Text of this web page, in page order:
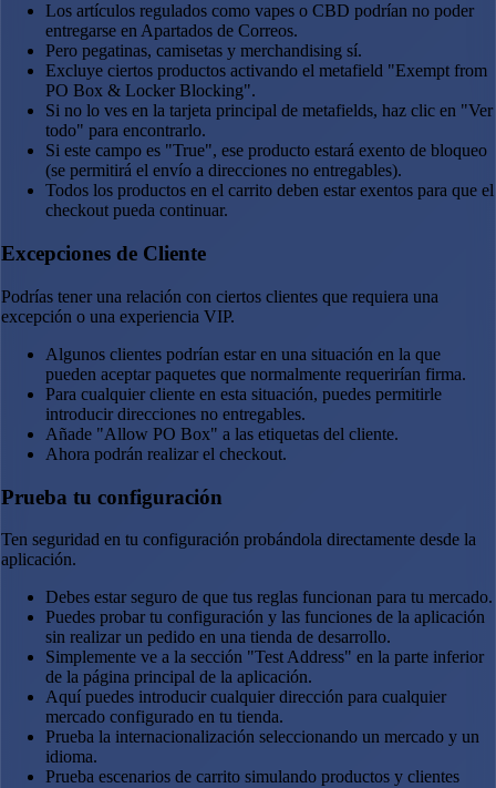
Los artículos regulados como vapes o CBD podrían no poder
entregarse en Apartados de Correos.
Pero pegatinas, camisetas y merchandising sí.
Excluye ciertos productos activando el metafield "Exempt from
PO Box & Locker Blocking".
Si no lo ves en la tarjeta principal de metafields, haz clic en "Ver
todo" para encontrarlo.
Si este campo es "True", ese producto estará exento de bloqueo
(se permitirá el envío a direcciones no entregables).
Todos los productos en el carrito deben estar exentos para que el
checkout pueda continuar.
Excepciones de Cliente
Podrías tener una relación con ciertos clientes que requiera una
excepción o una experiencia VIP.
Algunos clientes podrían estar en una situación en la que
pueden aceptar paquetes que normalmente requerirían firma.
Para cualquier cliente en esta situación, puedes permitirle
introducir direcciones no entregables.
Añade "Allow PO Box" a las etiquetas del cliente.
Ahora podrán realizar el checkout.
Prueba tu configuración
Ten seguridad en tu configuración probándola directamente desde la
aplicación.
Debes estar seguro de que tus reglas funcionan para tu mercado.
Puedes probar tu configuración y las funciones de la aplicación
sin realizar un pedido en una tienda de desarrollo.
Simplemente ve a la sección "Test Address" en la parte inferior
de la página principal de la aplicación.
Aquí puedes introducir cualquier dirección para cualquier
mercado configurado en tu tienda.
Prueba la internacionalización seleccionando un mercado y un
idioma.
Prueba escenarios de carrito simulando productos y clientes